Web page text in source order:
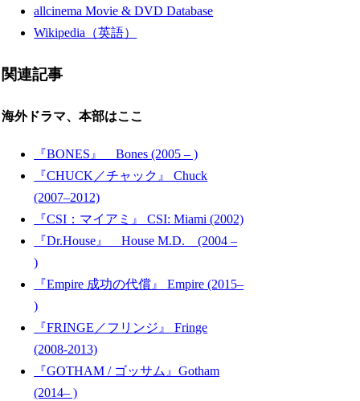
allcinema Movie & DVD Database
Wikipedia（英語）
関連記事
海外ドラマ、本部はここ
『BONES』 Bones (2005 – )
『CHUCK／チャック』 Chuck
(2007–2012)
『CSI：マイアミ』 CSI: Miami (2002)
『Dr.House』 House M.D. (2004 –
)
『Empire 成功の代償』 Empire (2015–
)
『FRINGE／フリンジ』 Fringe
(2008-2013)
『GOTHAM / ゴッサム』Gotham
(2014– )